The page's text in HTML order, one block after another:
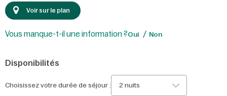
Voir sur le plan
Vous manque-t-il une information ?Oui Non
Disponibilités
Choisissez votre durée de séjour : 2 nuits